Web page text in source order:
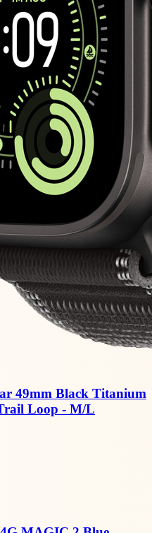
49mm Black Titanium
Loop - M/L